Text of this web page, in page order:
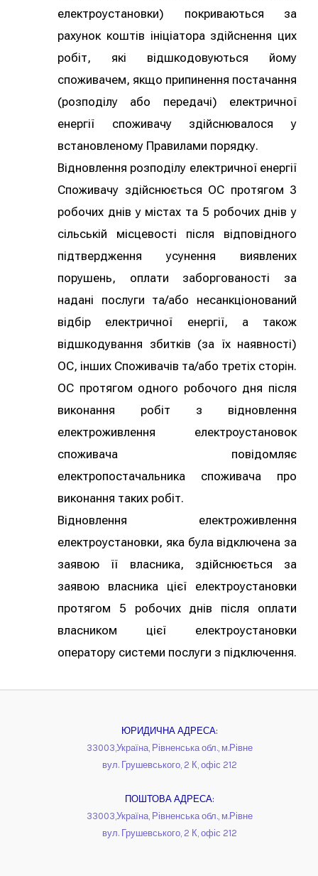
електроустановки) покриваються за
рахунок коштів ініціатора здійснення цих
робіт, які відшкодовуються йому
споживачем, якщо припинення постачання
(розподілу або передачі) електричної
енергії споживачу здійснювалося у
встановленому Правилами порядку.
Відновлення розподілу електричної енергії
Споживачу здійснюється ОС протягом 3
робочих днів у містах та 5 робочих днів у
сільській місцевості після відповідного
підтвердження усунення виявлених
порушень, оплати заборгованості за
надані послуги та/або несанкціонований
відбір електричної енергії, а також
відшкодування збитків (за їх наявності)
ОС, інших Споживачів та/або третіх сторін.
ОС протягом одного робочого дня після
виконання робіт з відновлення
електроживлення електроустановок
споживача повідомляє
електропостачальника споживача про
виконання таких робіт.
Відновлення електроживлення
електроустановки, яка була відключена за
заявою її власника, здійснюється за
заявою власника цієї електроустановки
протягом 5 робочих днів після оплати
власником цієї електроустановки
оператору системи послуги з підключення.
ЮРИДИЧНА АДРЕСА:
33003,Україна, Рівненська обл., м.Рівне
вул. Грушевського, 2 К, офіс 212
ПОШТОВА АДРЕСА:
33003,Україна, Рівненська обл., м.Рівне
вул. Грушевського, 2 К, офіс 212